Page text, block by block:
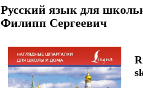
Русский язык для
Филипп Сергеевич